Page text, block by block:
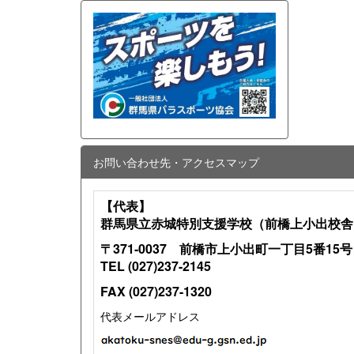
お問い合わせ先・アクセスマップ
【代表】
群馬県立赤城特別支援学校（前橋上小出校
〒371-0037 前橋市上小出町一丁目5番15号
TEL (027)237-2145
FAX (027)237-1320
代表メールアドレス